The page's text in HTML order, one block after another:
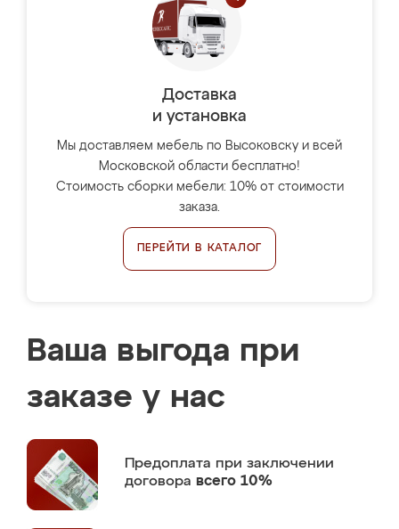
Доставка
и установка
Мы доставляем мебель по Высоковску и всей
Московской области бесплатно!
Стоимость сборки мебели: 10% от стоимости
заказа.
ПЕРЕЙТИ В КАТАЛОГ
Ваша выгода при
заказе у нас
Предоплата при заключении
договора всего 10%